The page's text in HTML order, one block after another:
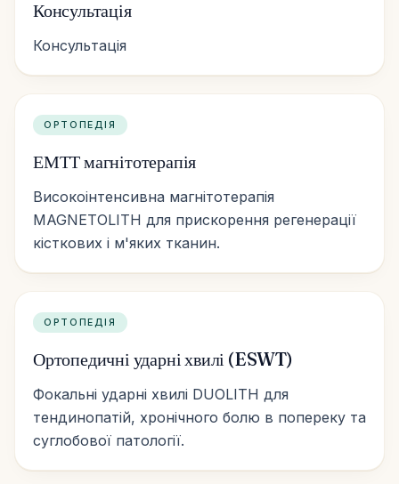
Консультація
Консультація
ОРТОПЕДІЯ
ЕМТТ магнітотерапія
Високоінтенсивна магнітотерапія
MAGNETOLITH для прискорення регенерації
кісткових і м'яких тканин.
ОРТОПЕДІЯ
Ортопедичні ударні хвилі (ESWT)
Фокальні ударні хвилі DUOLITH для
тендинопатій, хронічного болю в попереку та
суглобової патології.